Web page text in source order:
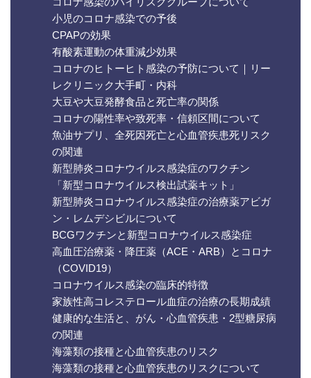
小児のコロナ感染での予後
CPAPの効果
有酸素運動の体重減少効果
コロナのヒトーヒト感染の予防について｜リー
レクリニック大手町・内科
大豆や大豆発酵食品と死亡率の関係
コロナの陽性率や致死率・信頼区間について
魚油サプリ、全死因死亡と心血管疾患死リスク
の関連
新型肺炎コロナウイルス感染症のワクチン
「新型コロナウイルス検出試薬キット」
新型肺炎コロナウイルス感染症の治療薬アビガ
ン・レムデシビルについて
BCGワクチンと新型コロナウイルス感染症
高血圧治療薬・降圧薬（ACE・ARB）とコロナ
（COVID19）
コロナウイルス感染の臨床的特徴
家族性高コレステロール血症の治療の長期成績
健康的な生活と、がん・心血管疾患・2型糖尿病
の関連
海藻類の接種と心血管疾患のリスク
海藻類の接種と心血管疾患のリスクについて